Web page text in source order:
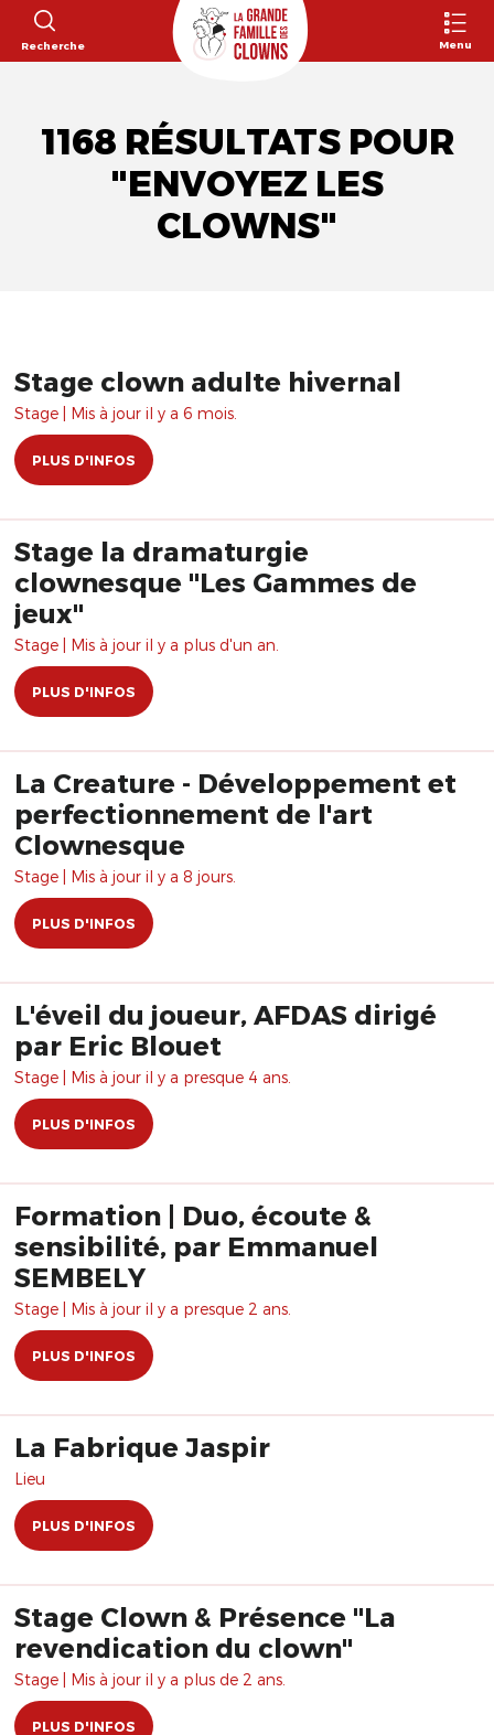
Recherche Menu
1168 RÉSULTATS POUR
"ENVOYEZ LES
CLOWNS"
Stage clown adulte hivernal
Stage | Mis à jour il y a 6 mois.
PLUS D'INFOS
Stage la dramaturgie
clownesque "Les Gammes de
jeux"
Stage | Mis à jour il y a plus d'un an.
PLUS D'INFOS
La Creature - Développement et
perfectionnement de l'art
Clownesque
Stage | Mis à jour il y a 8 jours.
PLUS D'INFOS
L'éveil du joueur, AFDAS dirigé
par Eric Blouet
Stage | Mis à jour il y a presque 4 ans.
PLUS D'INFOS
Formation | Duo, écoute &
sensibilité, par Emmanuel
SEMBELY
Stage | Mis à jour il y a presque 2 ans.
PLUS D'INFOS
La Fabrique Jaspir
Lieu
PLUS D'INFOS
Stage Clown & Présence "La
revendication du clown"
Stage | Mis à jour il y a plus de 2 ans.
PLUS D'INFOS